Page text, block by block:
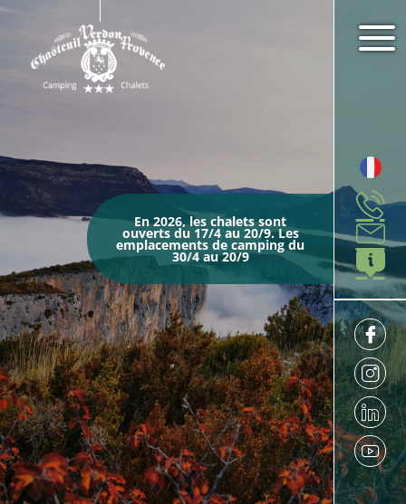
En 2026, les chalets sont
ouverts du 17/4 au 20/9. Les
emplacements de camping du
30/4 au 20/9